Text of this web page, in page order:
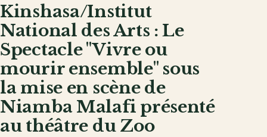
Kinshasa/Institut
National des Arts : Le
Spectacle "Vivre ou
mourir ensemble" sous
la mise en scène de
Niamba Malafi présenté
au théâtre du Zoo